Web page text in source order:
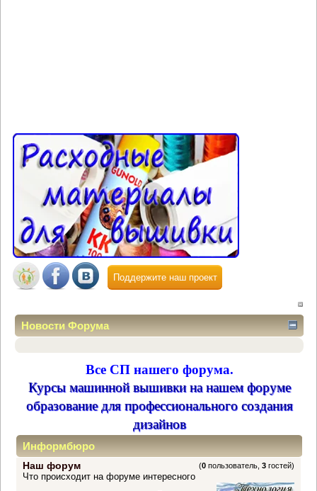
Поддержите наш проект
Новости Форума
Все СП нашего форума.
Курсы машинной вышивки на нашем форуме
образование для профессионального создания
дизайнов
Информбюро
Наш форум (0 пользователь,3 гостей)
Что происходит на форуме интересного